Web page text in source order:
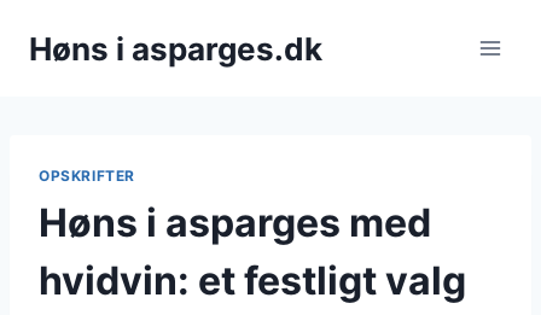
Høns i asparges.dk
OPSKRIFTER
Høns i asparges med
hvidvin: et festligt valg